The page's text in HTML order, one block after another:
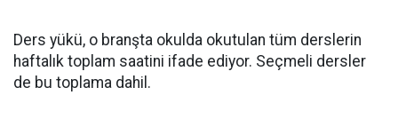
Ders yükü, o branşta okulda okutulan tüm derslerin
haftalık toplam saatini ifade ediyor. Seçmeli dersler
de bu toplama dahil.